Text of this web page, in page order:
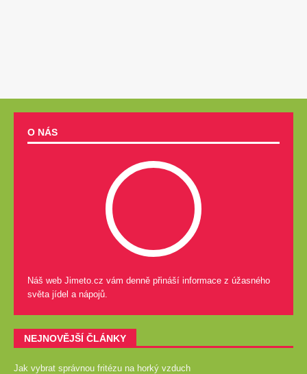
O NÁS
Náš web Jimeto.cz vám denně přináší informace z úžasného
světa jídel a nápojů.
NEJNOVĚJŠÍ ČLÁNKY
Jak vybrat správnou fritézu na horký vzduch